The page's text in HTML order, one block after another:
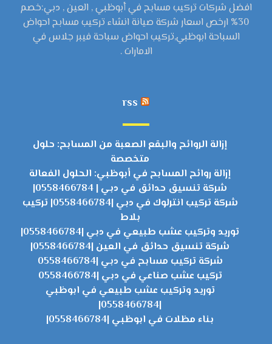
افضل شركات تركيب مسابح في أبوظبي , العين , دبي:خصم
30% ارخص اسعار شركة صيانة انشاء تركيب مسابح احواض
السباحة ابوظبي,تركيب احواض سباحة فيبر جلاس في
الامارات .
rss
إزالة الروائح والبقع الصعبة من المسابح: حلول
متخصصة
إزالة روائح المسابح في أبوظبي: الحلول الفعالة
شركة تنسيق حدائق في دبي | 0558466784|
شركة تركيب انترلوك في دبي |0558466784| تركيب
بلاط
توريد وتركيب عشب طبيعي في دبي |0558466784|
شركة تنسيق حدائق في العين |0558466784|
شركة تركيب مسابح في دبي |0558466784
تركيب عشب صناعي في دبي |0558466784
توريد وتركيب عشب طبيعي في ابوظبي
|0558466784|
بناء مظلات في ابوظبي |0558466784|